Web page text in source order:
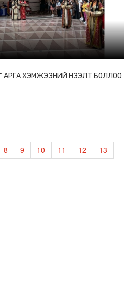
АРГА ХЭМЖЭЭНИЙ НЭЭЛТ БОЛЛОО
8 9 10 11 12
13